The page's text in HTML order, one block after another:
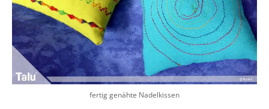
fertig genähte Nadelkissen